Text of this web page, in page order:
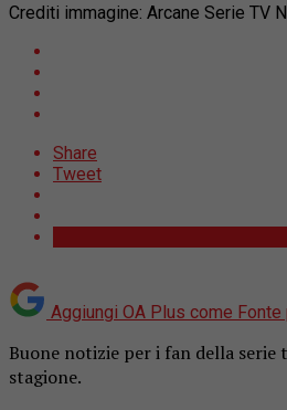
Crediti immagine: Arcane Serie TV
Share
Tweet
Aggiungi OA Plus come Fonte
Buone notizie per i fan della serie
stagione.